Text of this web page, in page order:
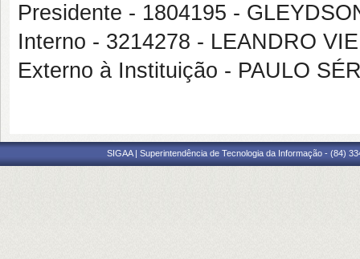
Presidente - 1804195 -
Interno - 3214278 - LEANDRO
Externo à Instituição - PAULO
SIGAA | Superintendência de Tecnologia da Informação - (84)